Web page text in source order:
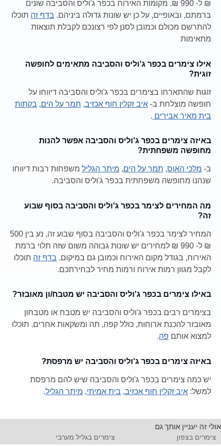
₪ ל- 990 ₪. מקומות האירוח בכפר ג'וליס והסביבה שונים
ברמתם, ובאופיים, על כן יש שונות גדולה ביניהם. בדף זה תוכלו
להתרשם מכולם וכמובן לסנן לפי רצונכם לקבלת תוצאות
מתאימות
אילו צימרים בכפר ג'וליס והסביבה מתאימים לחופשה
זוגית?
זוגות שהתארחו בצימרים בכפר ג'וליס והסביבה דיווחו על
חופשה מוצלחת ב- איב זקלין חוף אכזיב, תמר על הים, בקתות
בית מאיר אבירים .
באיזה צימרים בכפר ג'וליס והסביבה אפשר להנות
מחופשה משפחתית?
ב- מלכי האוס, תמר על הים, מיתר הגליל משפחות רבות דיווחו
שנהנו מחופשה משפחתית בכפר ג'וליס והסביבה.
מה המחירים לצימר בכפר ג'וליס והסביבה בסוף שבוע
זה?
המחיר לצימר בכפר ג'וליס והסביבה בסוף שבוע זה, נע בין 500
₪ ל- 990 ₪ למחירים יש שונות גבוהה משום שזה תלוי ברמת
האירוח, בגודל מקום האירוח וכמובן גם במיקום. בדף זה תוכלו
לקבל מגוון רמות אירוח ורמות מחיר לבחירתכם.
באילו צימרים בכפר ג'וליס והסביבה יש מטבח/ון מאובזר?
בצימרים רבים בכפר ג'וליס והסביבה יש מטבח או מטבחון
מאובזר להכנת ארוחות, כולל קפה, תה ומשקאות אחרים. תוכלו
למצוא אותם פה.
באיזה צימרים בכפר ג'וליס והסביבה יש מרפסת?
יש כמה צימרים בכפר ג'וליס והסביבה שיש להם מרפסת
למשל: איב זקלין חוף אכזיב, בית אמיתי, מיתר הגליל.
אולי זה יעניין אותך גם
צימרים בצפון צימרים בגליל מערבי